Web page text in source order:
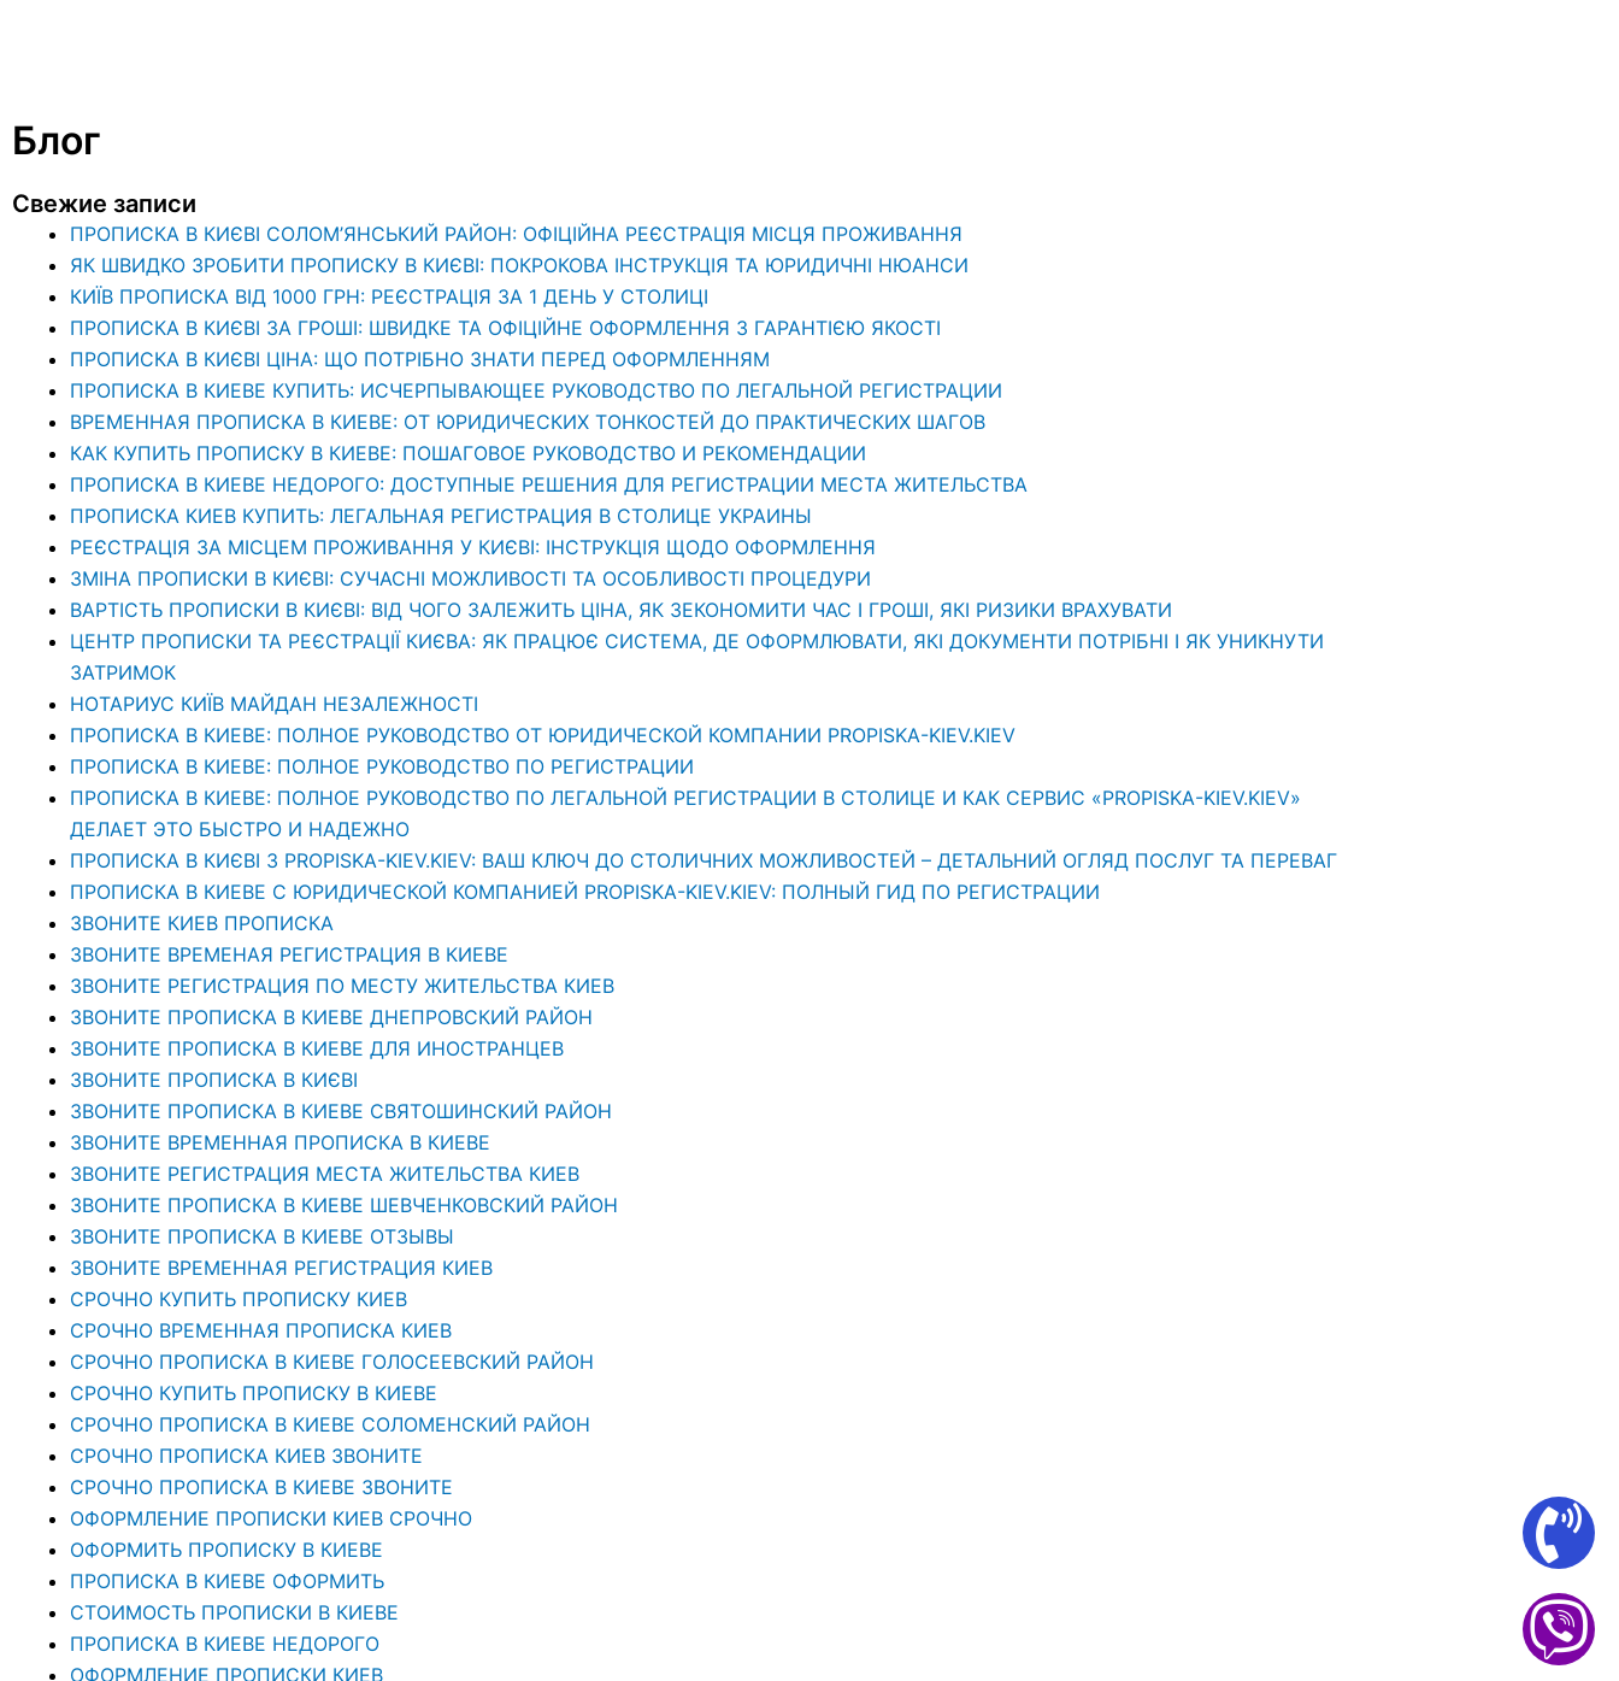
Блог
Свежие записи
ПРОПИСКА В КИЄВІ СОЛОМ’ЯНСЬКИЙ РАЙОН: ОФІЦІЙНА РЕЄСТРАЦІЯ МІСЦЯ ПРОЖИВАННЯ
ЯК ШВИДКО ЗРОБИТИ ПРОПИСКУ В КИЄВІ: ПОКРОКОВА ІНСТРУКЦІЯ ТА ЮРИДИЧНІ НЮАНСИ
КИЇВ ПРОПИСКА ВІД 1000 ГРН: РЕЄСТРАЦІЯ ЗА 1 ДЕНЬ У СТОЛИЦІ
ПРОПИСКА В КИЄВІ ЗА ГРОШІ: ШВИДКЕ ТА ОФІЦІЙНЕ ОФОРМЛЕННЯ З ГАРАНТІЄЮ ЯКОСТІ
ПРОПИСКА В КИЄВІ ЦІНА: ЩО ПОТРІБНО ЗНАТИ ПЕРЕД ОФОРМЛЕННЯМ
ПРОПИСКА В КИЕВЕ КУПИТЬ: ИСЧЕРПЫВАЮЩЕЕ РУКОВОДСТВО ПО ЛЕГАЛЬНОЙ РЕГИСТРАЦИИ
ВРЕМЕННАЯ ПРОПИСКА В КИЕВЕ: ОТ ЮРИДИЧЕСКИХ ТОНКОСТЕЙ ДО ПРАКТИЧЕСКИХ ШАГОВ
КАК КУПИТЬ ПРОПИСКУ В КИЕВЕ: ПОШАГОВОЕ РУКОВОДСТВО И РЕКОМЕНДАЦИИ
ПРОПИСКА В КИЕВЕ НЕДОРОГО: ДОСТУПНЫЕ РЕШЕНИЯ ДЛЯ РЕГИСТРАЦИИ МЕСТА ЖИТЕЛЬСТВА
ПРОПИСКА КИЕВ КУПИТЬ: ЛЕГАЛЬНАЯ РЕГИСТРАЦИЯ В СТОЛИЦЕ УКРАИНЫ
РЕЄСТРАЦІЯ ЗА МІСЦЕМ ПРОЖИВАННЯ У КИЄВІ: ІНСТРУКЦІЯ ЩОДО ОФОРМЛЕННЯ
ЗМІНА ПРОПИСКИ В КИЄВІ: СУЧАСНІ МОЖЛИВОСТІ ТА ОСОБЛИВОСТІ ПРОЦЕДУРИ
ВАРТІСТЬ ПРОПИСКИ В КИЄВІ: ВІД ЧОГО ЗАЛЕЖИТЬ ЦІНА, ЯК ЗЕКОНОМИТИ ЧАС І ГРОШІ, ЯКІ РИЗИКИ ВРАХУВАТИ
ЦЕНТР ПРОПИСКИ ТА РЕЄСТРАЦІЇ КИЄВА: ЯК ПРАЦЮЄ СИСТЕМА, ДЕ ОФОРМЛЮВАТИ, ЯКІ ДОКУМЕНТИ ПОТРІБНІ І ЯК УНИКНУТИ
ЗАТРИМОК
НОТАРИУС КИЇВ МАЙДАН НЕЗАЛЕЖНОСТІ
ПРОПИСКА В КИЕВЕ: ПОЛНОЕ РУКОВОДСТВО ОТ ЮРИДИЧЕСКОЙ КОМПАНИИ PROPISKA-KIEV.KIEV
ПРОПИСКА В КИЕВЕ: ПОЛНОЕ РУКОВОДСТВО ПО РЕГИСТРАЦИИ
ПРОПИСКА В КИЕВЕ: ПОЛНОЕ РУКОВОДСТВО ПО ЛЕГАЛЬНОЙ РЕГИСТРАЦИИ В СТОЛИЦЕ И КАК СЕРВИС «PROPISKA-KIEV.KIEV»
ДЕЛАЕТ ЭТО БЫСТРО И НАДЕЖНО
ПРОПИСКА В КИЄВІ З PROPISKA-KIEV.KIEV: ВАШ КЛЮЧ ДО СТОЛИЧНИХ МОЖЛИВОСТЕЙ – ДЕТАЛЬНИЙ ОГЛЯД ПОСЛУГ ТА ПЕРЕВАГ
ПРОПИСКА В КИЕВЕ С ЮРИДИЧЕСКОЙ КОМПАНИЕЙ PROPISKA-KIEV.KIEV: ПОЛНЫЙ ГИД ПО РЕГИСТРАЦИИ
ЗВОНИТЕ КИЕВ ПРОПИСКА
ЗВОНИТЕ ВРЕМЕНАЯ РЕГИСТРАЦИЯ В КИЕВЕ
ЗВОНИТЕ РЕГИСТРАЦИЯ ПО МЕСТУ ЖИТЕЛЬСТВА КИЕВ
ЗВОНИТЕ ПРОПИСКА В КИЕВЕ ДНЕПРОВСКИЙ РАЙОН
ЗВОНИТЕ ПРОПИСКА В КИЕВЕ ДЛЯ ИНОСТРАНЦЕВ
ЗВОНИТЕ ПРОПИСКА В КИЄВІ
ЗВОНИТЕ ПРОПИСКА В КИЕВЕ СВЯТОШИНСКИЙ РАЙОН
ЗВОНИТЕ ВРЕМЕННАЯ ПРОПИСКА В КИЕВЕ
ЗВОНИТЕ РЕГИСТРАЦИЯ МЕСТА ЖИТЕЛЬСТВА КИЕВ
ЗВОНИТЕ ПРОПИСКА В КИЕВЕ ШЕВЧЕНКОВСКИЙ РАЙОН
ЗВОНИТЕ ПРОПИСКА В КИЕВЕ ОТЗЫВЫ
ЗВОНИТЕ ВРЕМЕННАЯ РЕГИСТРАЦИЯ КИЕВ
СРОЧНО КУПИТЬ ПРОПИСКУ КИЕВ
СРОЧНО ВРЕМЕННАЯ ПРОПИСКА КИЕВ
СРОЧНО ПРОПИСКА В КИЕВЕ ГОЛОСЕЕВСКИЙ РАЙОН
СРОЧНО КУПИТЬ ПРОПИСКУ В КИЕВЕ
CРОЧНО ПРОПИСКА В КИЕВЕ СОЛОМЕНСКИЙ РАЙОН
СРОЧНО ПРОПИСКА КИЕВ ЗВОНИТЕ
СРОЧНО ПРОПИСКА В КИЕВЕ ЗВОНИТЕ
ОФОРМЛЕНИЕ ПРОПИСКИ КИЕВ СРОЧНО
ОФОРМИТЬ ПРОПИСКУ В КИЕВЕ
ПРОПИСКА В КИЕВЕ ОФОРМИТЬ
СТОИМОСТЬ ПРОПИСКИ В КИЕВЕ
ПРОПИСКА В КИЕВЕ НЕДОРОГО
ОФОРМЛЕНИЕ ПРОПИСКИ КИЕВ